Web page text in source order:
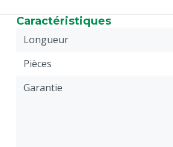
Caractéristiques
Longueur
Pièces
Garantie